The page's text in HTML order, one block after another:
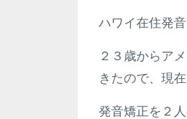
ハワイ在住発
２３歳からア
きたので、現
発音矯正を２